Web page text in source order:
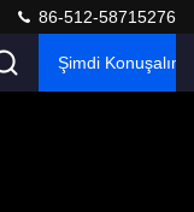
86-512-58715276
Şimdi Konuşalım.